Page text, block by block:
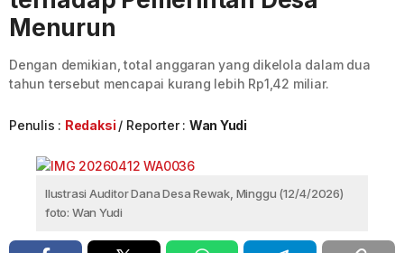
Menurun
Dengan demikian, total anggaran yang dikelola dalam dua
tahun tersebut mencapai kurang lebih Rp1,42 miliar.
Penulis : Redaksi Reporter : Wan Yudi
Ilustrasi Auditor Dana Desa Rewak, Minggu (12/4/2026)
foto: Wan Yudi